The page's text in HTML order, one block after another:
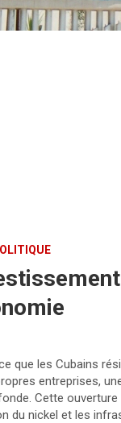
que les Cubains
entreprises,
Cette
du nickel et les